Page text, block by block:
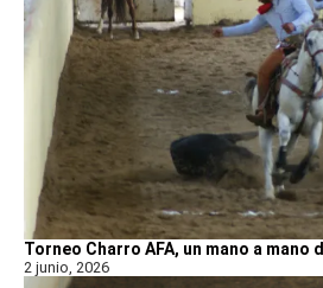
Torneo Charro AFA, un mano a mano
2 junio, 2026